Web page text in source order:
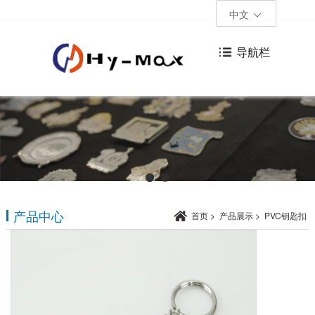
中文
导航栏
产品中心 首页 > 产品展示 > PVC钥匙扣